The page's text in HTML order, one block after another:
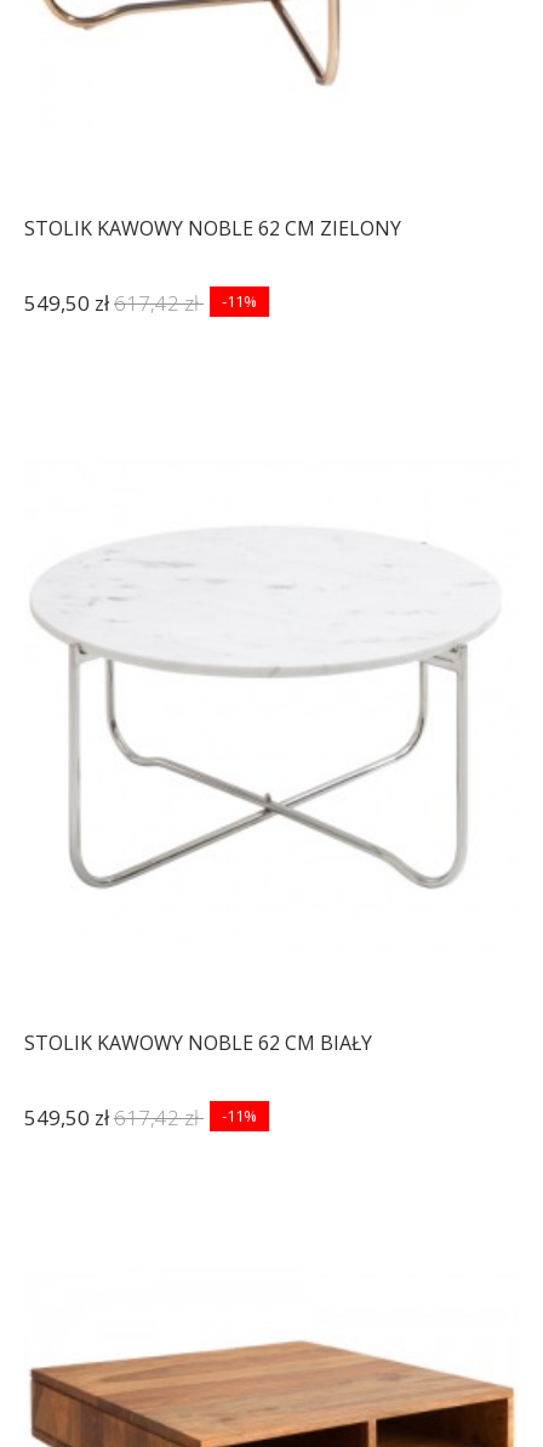
STOLIK KAWOWY NOBLE 62 CM ZIELONY
549,50 zł617,42 zł -11%
STOLIK KAWOWY NOBLE 62 CM BIAŁY
549,50 zł617,42 zł -11%